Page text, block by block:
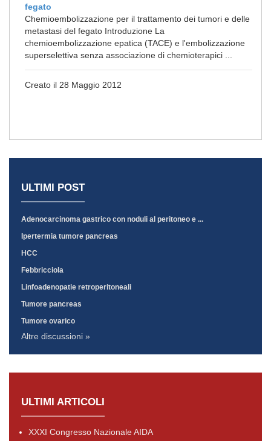
fegato
Chemioembolizzazione per il trattamento dei tumori e delle
metastasi del fegato Introduzione La
chemioembolizzazione epatica (TACE) e l'embolizzazione
superselettiva senza associazione di chemioterapici ...
Creato il 28 Maggio 2012
ULTIMI POST
Adenocarcinoma gastrico con noduli al peritoneo e ...
Ipertermia tumore pancreas
HCC
Febbricciola
Linfoadenopatie retroperitoneali
Tumore pancreas
Tumore ovarico
Altre discussioni »
ULTIMI ARTICOLI
XXXI Congresso Nazionale AIDA